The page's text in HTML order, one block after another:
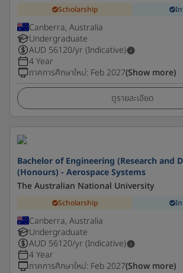
Scholarship
Canberra, Australia
Undergraduate
AUD 56120/yr (Indicative)
4 Year
ภาคการศึกษาใหม่: Feb 2027(Show more)
ดูรายละเอียด
Bachelor of Engineering (Research and
(Honours) - Aerospace Systems
The Australian National University
Scholarship
Canberra, Australia
Undergraduate
AUD 56120/yr (Indicative)
4 Year
ภาคการศึกษาใหม่: Feb 2027(Show more)